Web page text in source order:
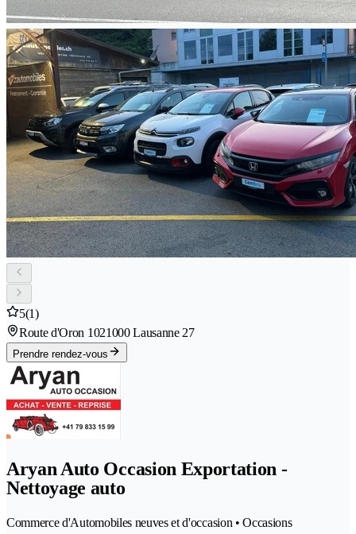
5(1)
Route d'Oron 1021000 Lausanne 27
Prendre rendez-vous
Aryan Auto Occasion Exportation -
Nettoyage auto
Commerce d'Automobiles neuves et d'occasion • Occasions